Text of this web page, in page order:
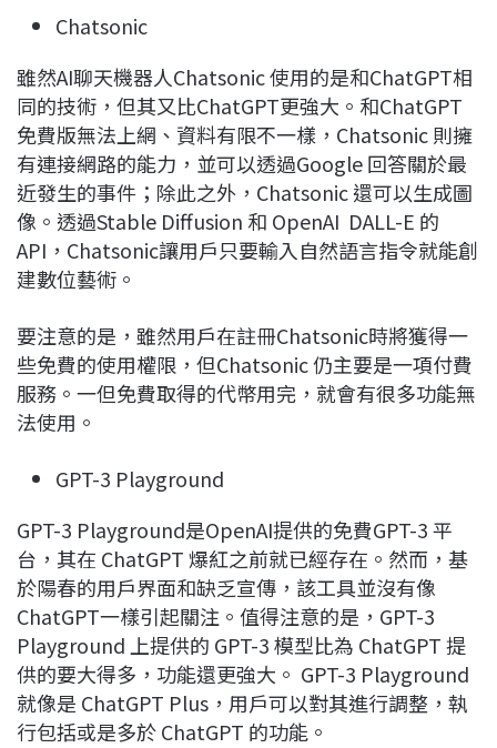
Chatsonic
雖然AI聊天機器人Chatsonic 使用的是和ChatGPT相
同的技術，但其又比ChatGPT更強大。和ChatGPT
免費版無法上網、資料有限不一樣，Chatsonic 則擁
有連接網路的能力，並可以透過Google 回答關於最
近發生的事件；除此之外，Chatsonic 還可以生成圖
像。透過Stable Diffusion 和 OpenAI DALL-E 的
API，Chatsonic讓用戶只要輸入自然語言指令就能創
建數位藝術。
要注意的是，雖然用戶在註冊Chatsonic時將獲得一
些免費的使用權限，但Chatsonic 仍主要是一項付費
服務。一但免費取得的代幣用完，就會有很多功能無
法使用。
GPT-3 Playground
GPT-3 Playground是OpenAI提供的免費GPT-3 平
台，其在 ChatGPT 爆紅之前就已經存在。然而，基
於陽春的用戶界面和缺乏宣傳，該工具並沒有像
ChatGPT一樣引起關注。值得注意的是，GPT-3
Playground 上提供的 GPT-3 模型比為 ChatGPT 提
供的要大得多，功能還更強大。 GPT-3 Playground
就像是 ChatGPT Plus，用戶可以對其進行調整，執
行包括或是多於 ChatGPT 的功能。